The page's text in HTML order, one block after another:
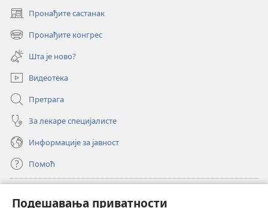
Подешавања приватности
Пронађите састанак
(отвара
нови
прозор)
Пронађите конгрес
(отвара
нови
прозор)
Шта је ново?
Видеотека
Претрага
За лекаре специјалисте
Информације за јавност
Помоћ
(отвара